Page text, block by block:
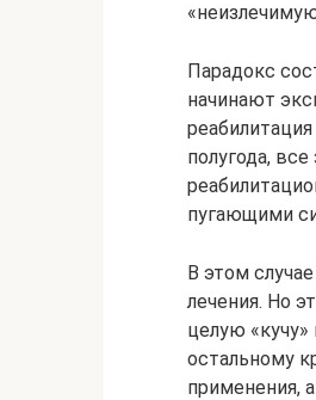
Парадокс
начинают
полугода,
пугающими
В этом
лечения. Но
целую
остальному
применения,